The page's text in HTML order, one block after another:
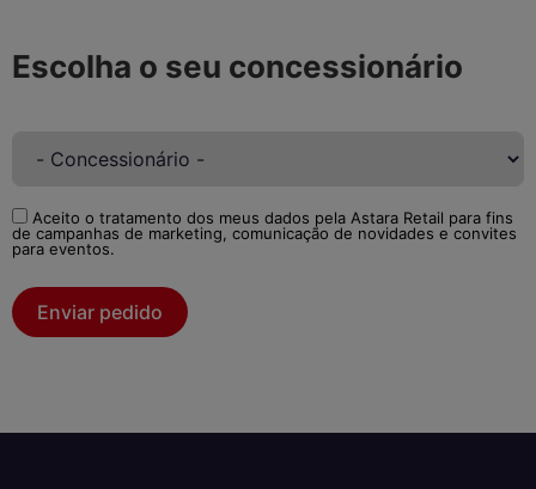
Escolha o seu concessionário
Aceito o tratamento dos meus dados pela Astara Retail para fins
de campanhas de marketing, comunicação de novidades e convites
para eventos.
Enviar pedido